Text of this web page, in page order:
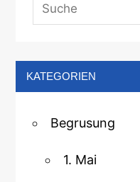
KATEGORIEN
Begrusung
1. Mai